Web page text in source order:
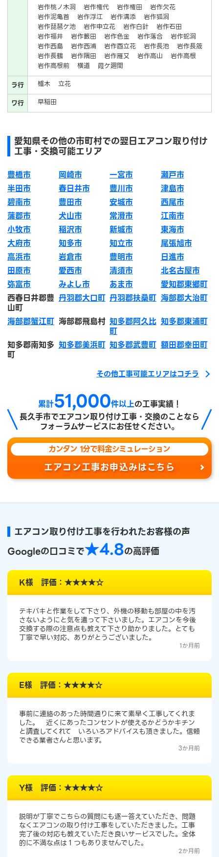
岩作桃ノ木洞
岩作権代 岩作権田
岩作欠花
岩作泥亀首
岩作浮江 岩作溝添
岩作狐洞
岩作琵琶ケ池
岩作申立花 岩作白針
岩作石田
岩作福井
岩作籔田 岩作色金 岩作落合
岩作蛇洞
岩作西島
岩作西浦 岩作酉立花 岩作長池
岩作長筬
岩作長鶴
岩作隅田 岩作雁又 岩作高山
岩作高根
岩作高根前
横道
葭ケ廻間
ラ行
櫨木
立花
ワ行
早稲田
愛知県その他の市町村での翌日エアコン取り付け
工事・交換可能エリア
豊橋市 岡崎市 一宮市
瀬戸市
半田市
春日井市 豊川市
津島市
碧南市
豊田市 安城市
西尾市
蒲郡市
犬山市 常滑市
江南市
小牧市
稲沢市 新城市
東海市
大府市
知多市 知立市
尾張旭市
高浜市
岩倉市 豊明市
日進市
田原市
愛西市 清須市
北名古屋市
弥富市
みよし市 あま市
愛知郡東郷町
西春日井郡豊
山町
丹羽郡大口町 丹羽郡扶桑町 海部郡大治町
海部郡蟹江町 海部郡飛島村 知多郡阿久比
町
知多郡東浦町
知多郡南知多
町
知多郡美浜町 知多郡武豊町 額田郡幸田町
その他工事可能エリアはコチラ
累計51,000件以上の工事実績！
長久手市でエアコン取り付け工事・交換のことなら
フォーラムサービスにお任せください。
カンタン 1分で料金シミュレーション
エアコン工事お申込みはこちら
エアコン取り付け工事を行われたお客様の声
Googleの口コミで★4.8の高評価
K様 評価：★★★★☆
テキパキと作業をして下さり、外機の移動も部屋の中を汚
さないようにと気を遣って下さいました。エアコンを今後
交換する際の注意点も教えて下さり助かりました。とても
丁寧で早い対応、ありがとうございました。
1か月前
E様 評価：★★★★☆
事前に連絡のあった時間通りに来て素早く工事してくれま
した。 近くにあったコンセントが使えるかどうかキチン
と調査してくれて いろいろアドバイスも頂きました。信頼
できる業者さんと思います。
3か月前
Y様 評価：★★★★☆
説明が丁寧でこちらの質問にも逐一答えていただき、問題
なくエアコンの取り付け工事をしていただきました。工事
完了後の対応も教えていただき良いサービスでした。全体
的に不満な点は１つもありませんでした。
2か月前